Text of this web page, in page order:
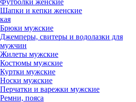
Футболки женские
Шапки и кепки женские
Брюки мужские
Джемперы, свитеры и водолазки для
мужчин
Жилеты мужские
Костюмы мужские
Куртки мужские
Носки мужские
Перчатки и варежки мужские
Ремни, пояса